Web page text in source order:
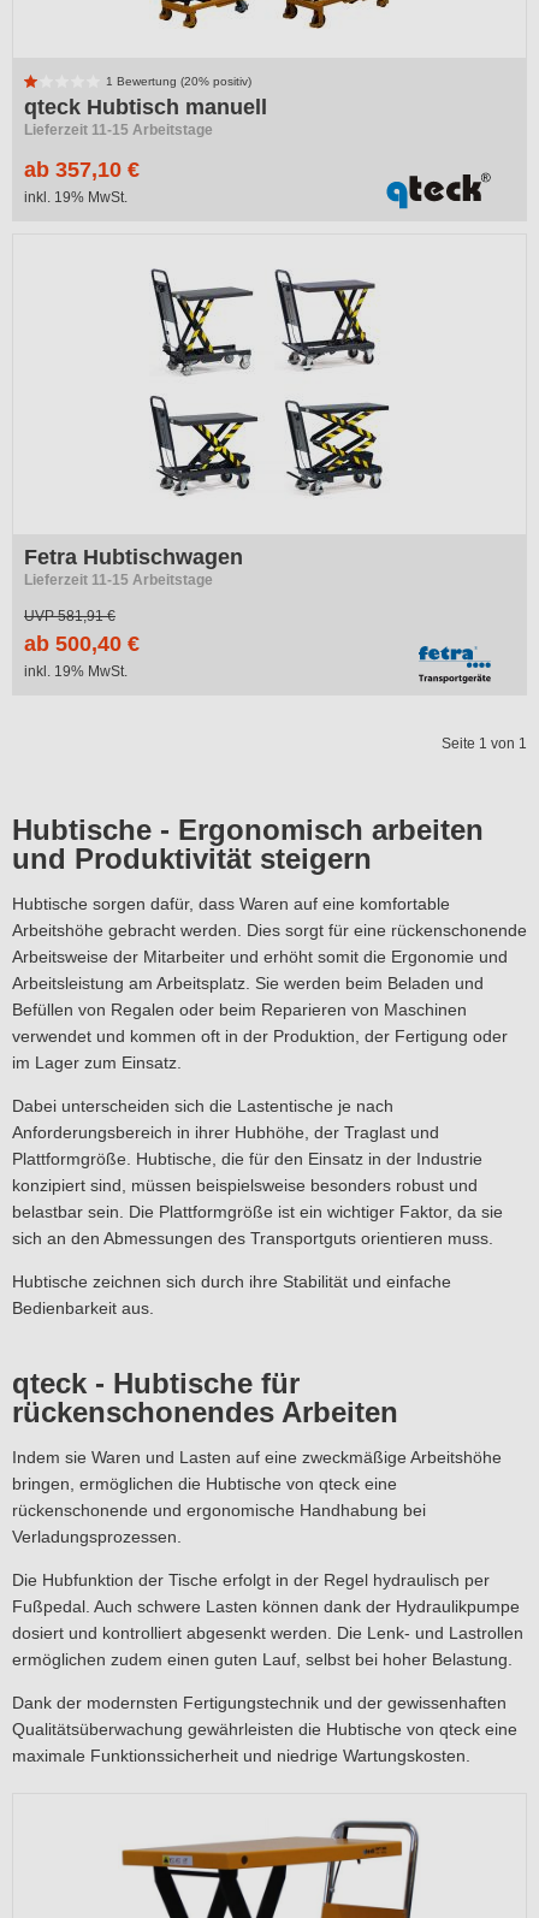
1 Bewertung (20% positiv)
qteck Hubtisch manuell
Lieferzeit 11-15 Arbeitstage
ab 357,10 €
inkl. 19% MwSt.
Fetra Hubtischwagen
Lieferzeit 11-15 Arbeitstage
UVP581,91 €
ab 500,40 €
inkl. 19% MwSt.
Seite 1 von 1
Hubtische - Ergonomisch arbeiten
und Produktivität steigern
Hubtische sorgen dafür, dass Waren auf eine komfortable
Arbeitshöhe gebracht werden. Dies sorgt für eine rückenschonende
Arbeitsweise der Mitarbeiter und erhöht somit die Ergonomie und
Arbeitsleistung am Arbeitsplatz. Sie werden beim Beladen und
Befüllen von Regalen oder beim Reparieren von Maschinen
verwendet und kommen oft in der Produktion, der Fertigung oder
im Lager zum Einsatz.
Dabei unterscheiden sich die Lastentische je nach
Anforderungsbereich in ihrer Hubhöhe, der Traglast und
Plattformgröße. Hubtische, die für den Einsatz in der Industrie
konzipiert sind, müssen beispielsweise besonders robust und
belastbar sein. Die Plattformgröße ist ein wichtiger Faktor, da sie
sich an den Abmessungen des Transportguts orientieren muss.
Hubtische zeichnen sich durch ihre Stabilität und einfache
Bedienbarkeit aus.
qteck - Hubtische für
rückenschonendes Arbeiten
Indem sie Waren und Lasten auf eine zweckmäßige Arbeitshöhe
bringen, ermöglichen die Hubtische von qteck eine
rückenschonende und ergonomische Handhabung bei
Verladungsprozessen.
Die Hubfunktion der Tische erfolgt in der Regel hydraulisch per
Fußpedal. Auch schwere Lasten können dank der Hydraulikpumpe
dosiert und kontrolliert abgesenkt werden. Die Lenk- und Lastrollen
ermöglichen zudem einen guten Lauf, selbst bei hoher Belastung.
Dank der modernsten Fertigungstechnik und der gewissenhaften
Qualitätsüberwachung gewährleisten die Hubtische von qteck eine
maximale Funktionssicherheit und niedrige Wartungskosten.